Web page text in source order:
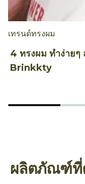
เทรนด์ทรงผม
4 ทรงผม ทำง่ายๆ
Brinkkty
ผลิตภัณฑ์